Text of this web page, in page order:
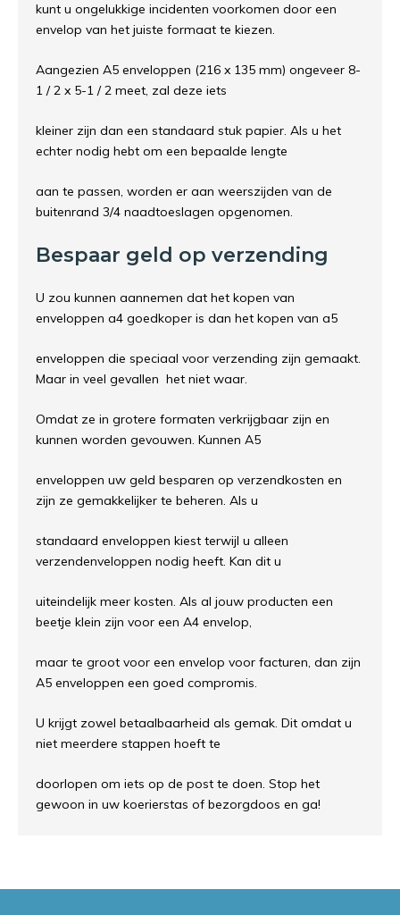
kunt u ongelukkige incidenten voorkomen door een
envelop van het juiste formaat te kiezen.
Aangezien A5 enveloppen (216 x 135 mm) ongeveer 8-
1 / 2 x 5-1 / 2 meet, zal deze iets
kleiner zijn dan een standaard stuk papier. Als u het
echter nodig hebt om een ​​bepaalde lengte
aan te passen, worden er aan weerszijden van de
buitenrand 3/4 naadtoeslagen opgenomen.
Bespaar geld op verzending
U zou kunnen aannemen dat het kopen van
enveloppen a4 goedkoper is dan het kopen van a5
enveloppen die speciaal voor verzending zijn gemaakt.
Maar in veel gevallen het niet waar.
Omdat ze in grotere formaten verkrijgbaar zijn en
kunnen worden gevouwen. Kunnen A5
enveloppen uw geld besparen op verzendkosten en
zijn ze gemakkelijker te beheren. Als u
standaard enveloppen kiest terwijl u alleen
verzendenveloppen nodig heeft. Kan dit u
uiteindelijk meer kosten. Als al jouw producten een
beetje klein zijn voor een A4 envelop,
maar te groot voor een envelop voor facturen, dan zijn
A5 enveloppen een goed compromis.
U krijgt zowel betaalbaarheid als gemak. Dit omdat u
niet meerdere stappen hoeft te
doorlopen om iets op de post te doen. Stop het
gewoon in uw koerierstas of bezorgdoos en ga!